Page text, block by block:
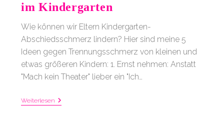
im Kindergarten
Wie können wir Eltern Kindergarten-
Abschiedsschmerz lindern? Hier sind meine 5
Ideen gegen Trennungsschmerz von kleinen und
etwas größeren Kindern: 1. Ernst nehmen: Anstatt
"Mach kein Theater" lieber ein "Ich…
Weiterlesen 5